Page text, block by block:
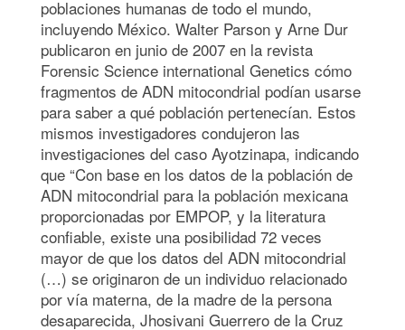
poblaciones humanas de todo el mundo,
incluyendo México. Walter Parson y Arne Dur
publicaron en junio de 2007 en la revista
Forensic Science international Genetics cómo
fragmentos de ADN mitocondrial podían usarse
para saber a qué población pertenecían. Estos
mismos investigadores condujeron las
investigaciones del caso Ayotzinapa, indicando
que “Con base en los datos de la población de
ADN mitocondrial para la población mexicana
proporcionadas por EMPOP, y la literatura
confiable, existe una posibilidad 72 veces
mayor de que los datos del ADN mitocondrial
(…) se originaron de un individuo relacionado
por vía materna, de la madre de la persona
desaparecida, Jhosivani Guerrero de la Cruz